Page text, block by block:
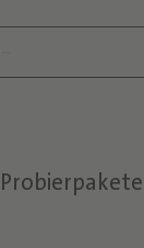
Probierpakete